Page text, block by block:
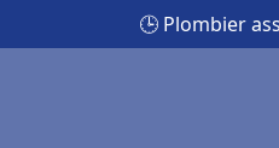
🕒 Plombier